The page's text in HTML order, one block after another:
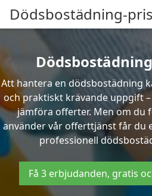
Dödsbostädning-
Att hantera en dödsbostädning
och praktiskt krävande uppgift
jämföra offerter. Men om du
använder vår offerttjänst får du
professionell
Få 3 erbjudanden, gratis